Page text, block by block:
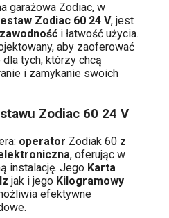
garażowa Zodiac, w
Zodiac 60 24 V, jest
i łatwość użycia.
aby zaoferować
tych, którzy chcą
i zamykanie swoich
Zodiac 60 24 V
operator Zodiak 60 z
, oferując w
instalację. Jego Karta
jak i jego Kilogramowy
efektywne